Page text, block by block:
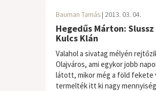
Bauman Tamás | 2013. 03. 04.
Hegedűs Márton: Slussz
Kulcs Klán
Valahol a sivatag mélyén
Olajváros, ami egykor jobb
látott, mikor még a föld fekete
termelték itt ki nagy